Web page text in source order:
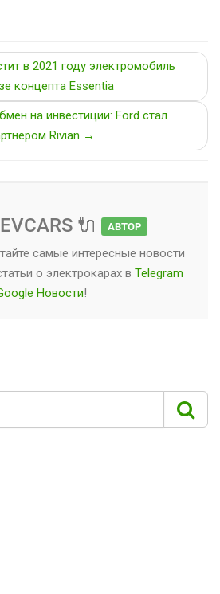
в 2021 году электромобиль
концепта Essentia
на инвестиции: Ford стал
Rivian →
🔌 АВТОР
самые интересные новости
о электрокарах в Telegram
Новости!